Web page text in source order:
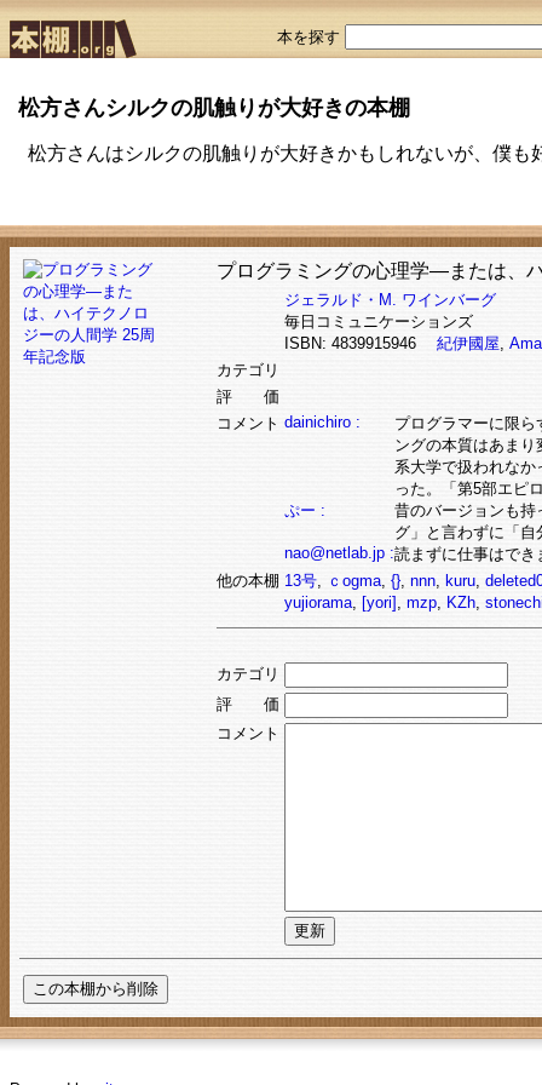
本を探す
松方さんシルクの肌触りが大好きの本棚
松方さんはシルクの肌触りが大好きかもしれないが、僕も
プログラミングの心理学―または、
ジェラルド・M. ワインバーグ
毎日コミュニケーションズ
ISBN: 4839915946 紀伊國屋,
カテゴリ
評 価
コメント dainichiro :
プログラマーに限
ングの本質はあま
系大学で扱われな
った。「第5部エピ
ぷー :
昔のバージョンも持
グ」と言わずに「
nao@netlab.jp :読まずに仕事はでき
他の本棚 13号, ｃogma, {}, nnn, kuru,
yujiorama, [yori] , mzp, KZh,
カテゴリ
評 価
コメント